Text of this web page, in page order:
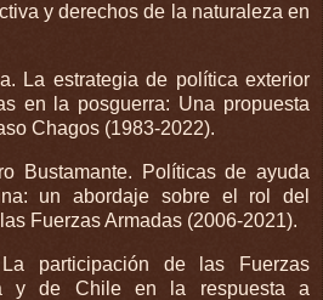
y derechos de la naturaleza en
La estrategia de política exterior
en la posguerra: Una propuesta
Chagos (1983-2022).
Bustamante. Políticas de ayuda
un abordaje sobre el rol del
Fuerzas Armadas (2006-2021).
participación de las Fuerzas
y de Chile en la respuesta a